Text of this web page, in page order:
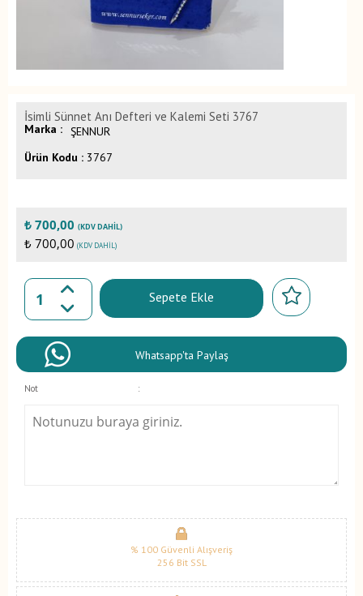
İsimli Sünnet Anı Defteri ve Kalemi Seti 3767
Marka : ŞENNUR
Ürün Kodu : 3767
₺ 700,00 (KDV DAHIL)
₺ 700,00 (KDV DAHIL)
Sepete Ekle
Whatsapp'ta Paylaş
Not :
% 100 Güvenli Alışveriş
256 Bit SSL